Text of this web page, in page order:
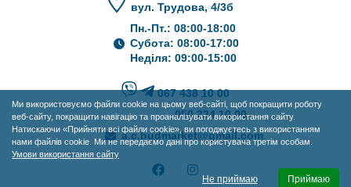
Ми використовуємо файли cookie на цьому веб-сайті, щоб покращити роботу
веб-сайту, покращити навігацію та проаналізувати використання сайту.
Натискаючи «Прийняти всі файли cookie», ви погоджуєтесь з використанням
нами файлів cookie. Ми не передаємо дані про користувача третім особам.
Умови використання сайту
Не приймаю Приймаю
вул. Трудова, 4/3б
Пн.-Пт.: 08:00-18:00
Субота: 08:00-17:00
Неділя: 09:00-15:00
067 438 10 00
050 234 10 00
a.c.budmarket@gmail.com